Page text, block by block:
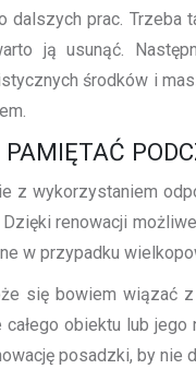
dalszych prac.
ją usunąć.
środków i
z wykorzystaniem
renowacji
w przypadku
się bowiem wiązać
całego obiektu lub
posadzki, by